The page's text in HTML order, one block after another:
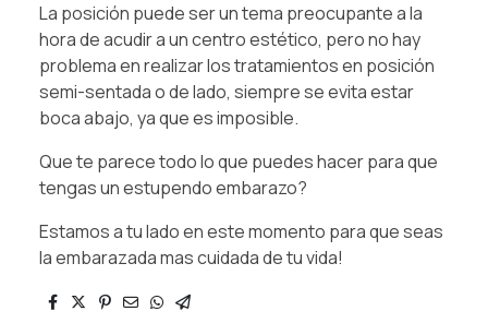
La posición puede ser un tema preocupante a la
hora de acudir a un centro estético, pero no hay
problema en realizar los tratamientos en posición
semi-sentada o de lado, siempre se evita estar
boca abajo, ya que es imposible.
Que te parece todo lo que puedes hacer para que
tengas un estupendo embarazo?
Estamos a tu lado en este momento para que seas
la embarazada mas cuidada de tu vida!